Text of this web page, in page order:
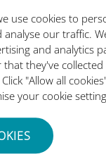
use cookies to
our traffic.
and analytics
they've
"Allow all
your cookie
è